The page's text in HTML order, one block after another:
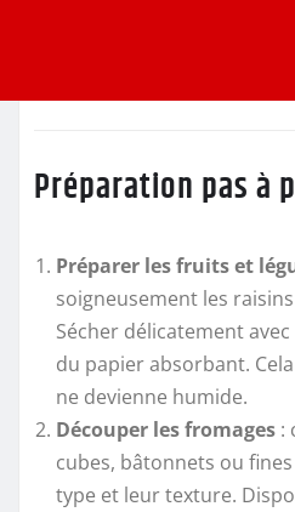
Préparation pas à
Préparer les fruits et
soigneusement les
Sécher délicatement
du papier absorbant.
ne devienne humide.
Découper les fromages :
cubes, bâtonnets ou
type et leur texture.